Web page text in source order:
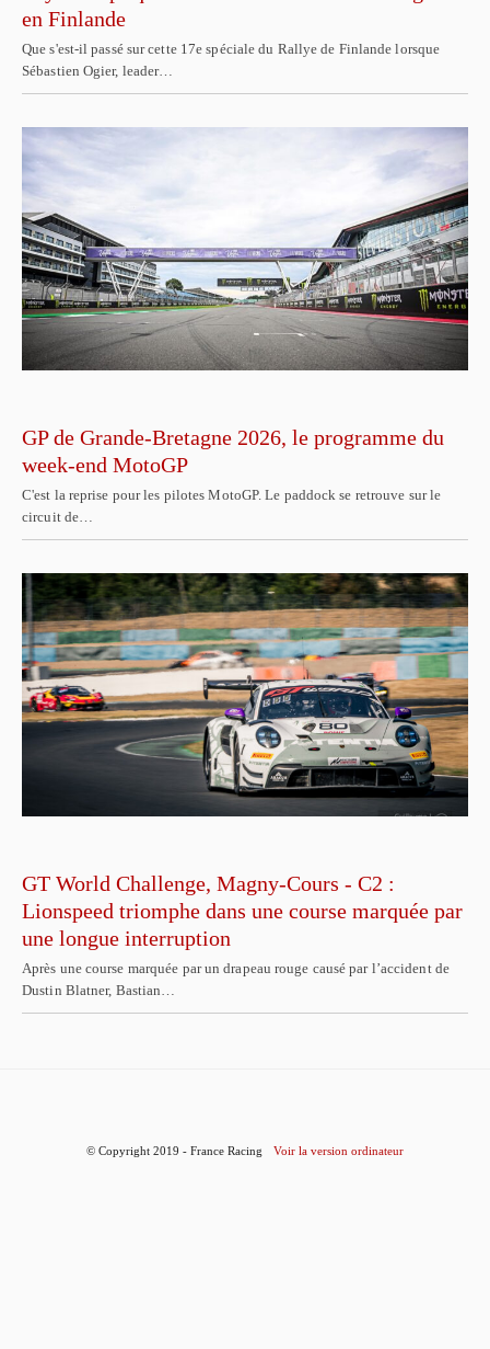
en Finlande
Que s'est-il passé sur cette 17e spéciale du Rallye de Finlande lorsque
Sébastien Ogier, leader…
GP de Grande-Bretagne 2026, le programme du
week-end MotoGP
C'est la reprise pour les pilotes MotoGP. Le paddock se retrouve sur le
circuit de…
GT World Challenge, Magny-Cours - C2 :
Lionspeed triomphe dans une course marquée par
une longue interruption
Après une course marquée par un drapeau rouge causé par l’accident de
Dustin Blatner, Bastian…
© Copyright 2019 - France Racing Voir la version ordinateur